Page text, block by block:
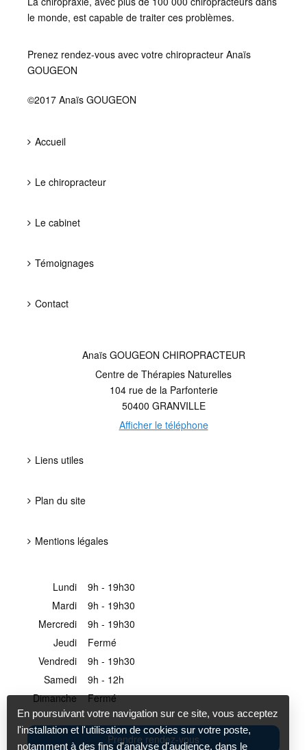
le monde, est capable de traiter ces problèmes.
Prenez rendez-vous avec votre chiropracteur Anaïs
GOUGEON
©2017 Anaïs GOUGEON
Accueil
Le chiropracteur
Le cabinet
Témoignages
Contact
Anaïs GOUGEON CHIROPRACTEUR
Centre de Thérapies Naturelles
104 rue de la Parfonterie
50400 GRANVILLE
Afficher le téléphone
Liens utiles
Plan du site
Mentions légales
Lundi
9h - 19h30
Mardi
9h - 19h30
Mercredi
9h - 19h30
Jeudi
Fermé
Vendredi
9h - 19h30
Samedi
9h - 12h
Dimanche
Fermé
Prendre rendez-vous
En poursuivant votre navigation sur ce site, vous acceptez
l'installation et l'utilisation de cookies sur votre poste,
notamment à des fins d'analyse d'audience, dans le